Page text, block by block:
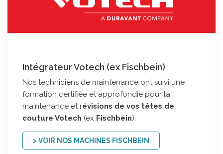
Intégrateur Votech (ex Fischbein)
Nos techniciens de maintenance ont suivi une
formation certifiée et approfondie pour la
maintenance et révisions de vos têtes de
couture Votech (ex Fischbein).
> VOIR NOS MACHINES FISCHBEIN